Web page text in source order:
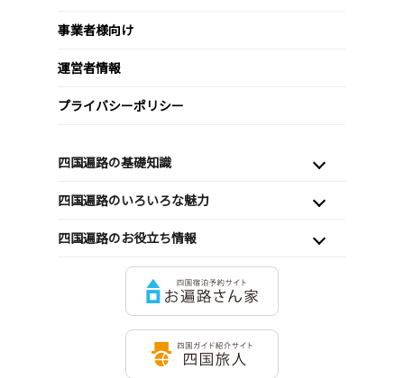
事業者様向け
運営者情報
プライバシーポリシー
四国遍路の基礎知識
四国遍路のいろいろな魅力
四国遍路のお役立ち情報